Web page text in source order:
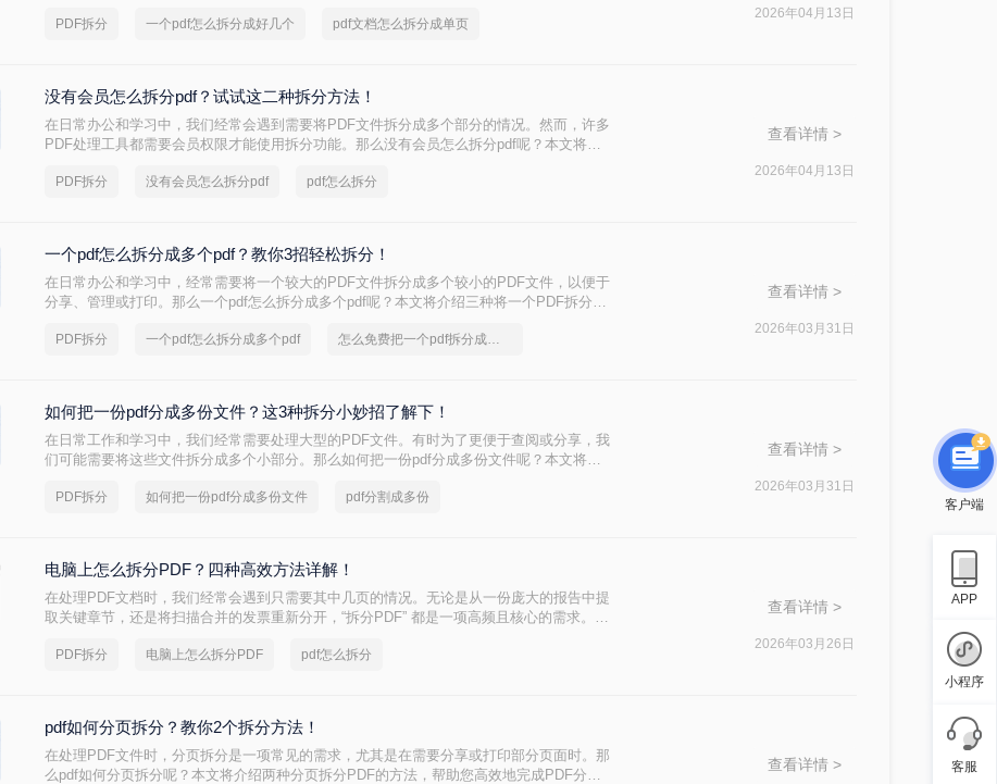
法。
PDF拆分 一个pdf怎么拆分成好几个 pdf文档怎么拆分成单页
2026年04月13日
没有会员怎么拆分pdf？试试这二种拆分方法！
在日常办公和学习中，我们经常会遇到需要将PDF文件拆分成多个部分的情况。然而，许多
PDF处理工具都需要会员权限才能使用拆分功能。那么没有会员怎么拆分pdf呢？本文将介
PDF拆分 没有会员怎么拆分pdf pdf怎么拆分
查看详情 >
2026年04月13日
一个pdf怎么拆分成多个pdf？教你3招轻松拆分！
在日常办公和学习中，经常需要将一个较大的PDF文件拆分成多个较小的PDF文件，以便于
分享、管理或打印。那么一个pdf怎么拆分成多个pdf呢？本文将介绍三种将一个PDF拆分成
PDF拆分 一个pdf怎么拆分成多个pdf 怎么免费把一个pdf拆分成多个
查看详情 >
2026年03月31日
如何把一份pdf分成多份文件？这3种拆分小妙招了解下！
在日常工作和学习中，我们经常需要处理大型的PDF文件。有时为了更便于查阅或分享，我
们可能需要将这些文件拆分成多个小部分。那么如何把一份pdf分成多份文件呢？本文将介
PDF拆分 如何把一份pdf分成多份文件 pdf分割成多份
查看详情 >
2026年03月31日
电脑上怎么拆分PDF？四种高效方法详解！
在处理PDF文档时，我们经常会遇到只需要其中几页的情况。无论是从一份庞大的报告中提
取关键章节，还是将扫描合并的发票重新分开，“拆分PDF” 都是一项高频且核心的需求。与
PDF拆分 电脑上怎么拆分PDF pdf怎么拆分
查看详情 >
2026年03月26日
pdf如何分页拆分？教你2个拆分方法！
在处理PDF文件时，分页拆分是一项常见的需求，尤其是在需要分享或打印部分页面时。那
么pdf如何分页拆分呢？本文将介绍两种分页拆分PDF的方法，帮助您高效地完成PDF分页
查看详情 >
客户端
APP
小程序
客服